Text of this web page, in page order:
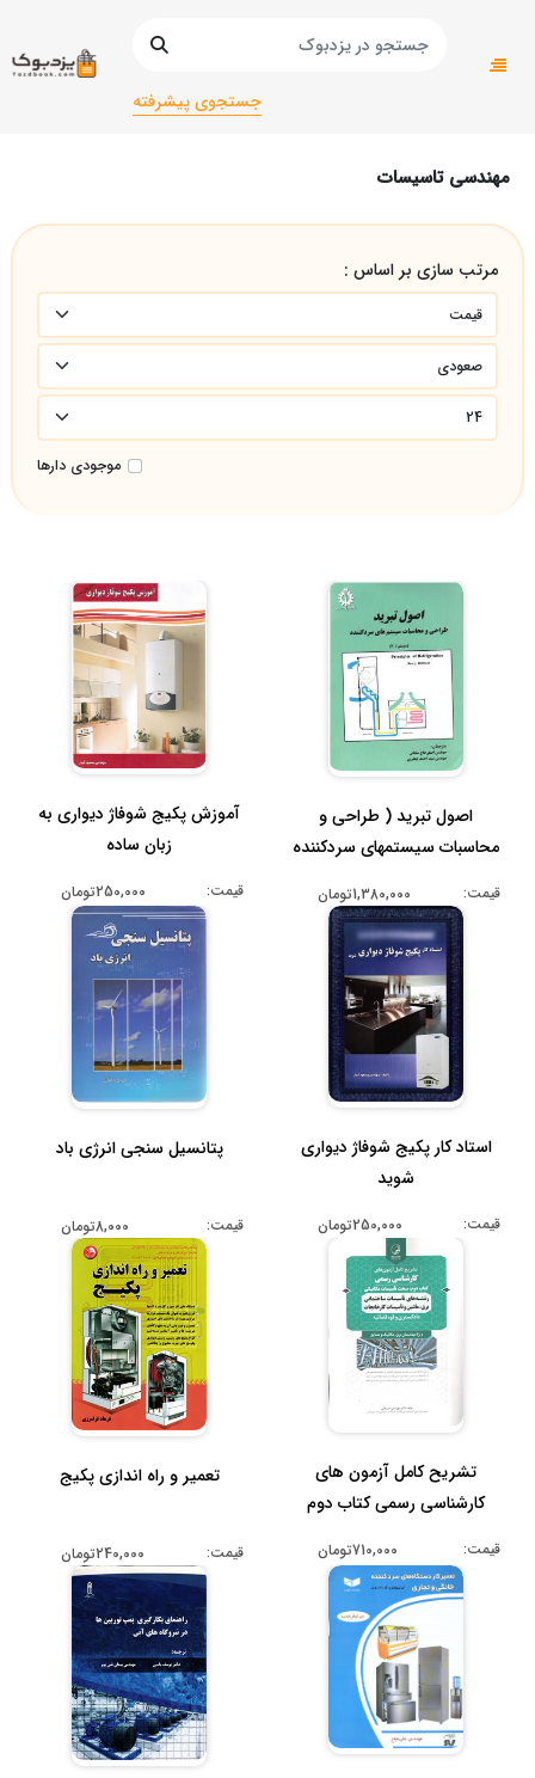
جستجوی پیشرفته
صفحه اصلی
مهندسی تاسیسات
مرتب سازی بر اساس :
موجودی دارها
اصول تبرید ( طراحی و
محاسبات سیستمهای سردکننده
قیمت: 1,380,000تومان
آموزش پکیج شوفاژ دیواری به
زبان ساده
قیمت: 250,000تومان
استاد کار پکیج شوفاژ دیواری
شوید
قیمت: 250,000تومان
پتانسیل سنجی انرژی باد
قیمت: 8,000تومان
تشریح کامل آزمون های
کارشناسی رسمی کتاب دوم
قیمت: 710,000تومان
تعمیر و راه اندازی پکیج
قیمت: 240,000تومان